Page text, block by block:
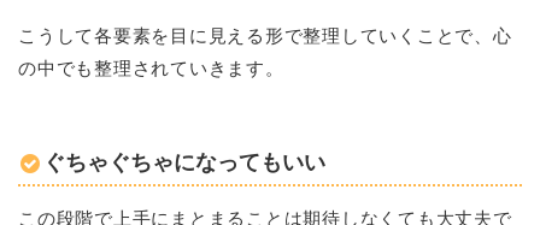
こうして各要素を目に見える形で整理していくことで、心
の中でも整理されていきます。
ぐちゃぐちゃになってもいい
この段階で上手にまとまることは期待しなくても大丈夫で